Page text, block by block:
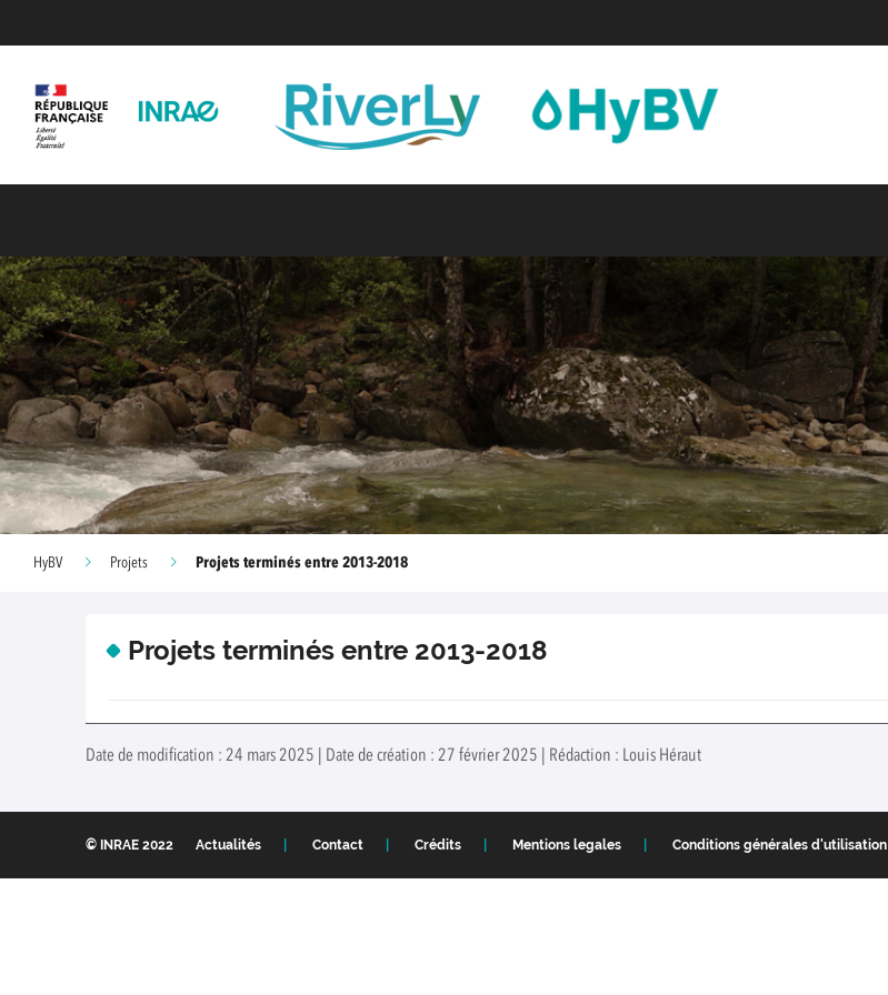
HyBV Projets Projets terminés entre 2013-2018
Projets terminés entre 2013-2018
Date de modification : 24 mars 2025 | Date de création : 27 février 2025 | Rédaction : Louis Héraut
© INRAE 2022 Actualités Contact Crédits Mentions legales Conditions générales d'utilisation